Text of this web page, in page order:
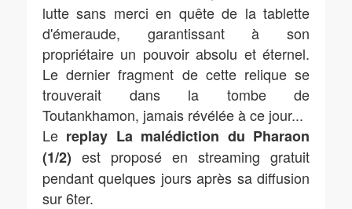
lutte sans merci en quête de la tablette
d'émeraude, garantissant à son
propriétaire un pouvoir absolu et éternel.
Le dernier fragment de cette relique se
trouverait dans la tombe de
Toutankhamon, jamais révélée à ce jour...
Le replay La malédiction du Pharaon
(1/2) est proposé en streaming gratuit
pendant quelques jours après sa diffusion
sur 6ter.